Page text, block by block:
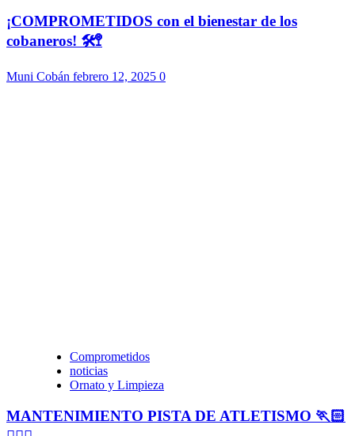
¡COMPROMETIDOS con el bienestar de los
cobaneros! 🛠️🚏
Muni Cobán febrero 12, 2025 0
Comprometidos
noticias
Ornato y Limpieza
MANTENIMIENTO PISTA DE ATLETISMO 🏃🏻